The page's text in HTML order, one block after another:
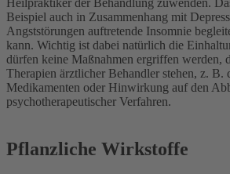
Beispiel auch in Zusammenhang mit
Angststörungen auftretende Insomnie
kann. Wichtig ist dabei natürlich die
dürfen keine Maßnahmen ergriffen werden,
Therapien ärztlicher Behandler stehen, z. B.
Medikamenten oder Hinwirkung auf den
psychotherapeutischer Verfahren.
Pflanzliche Wirkstoffe